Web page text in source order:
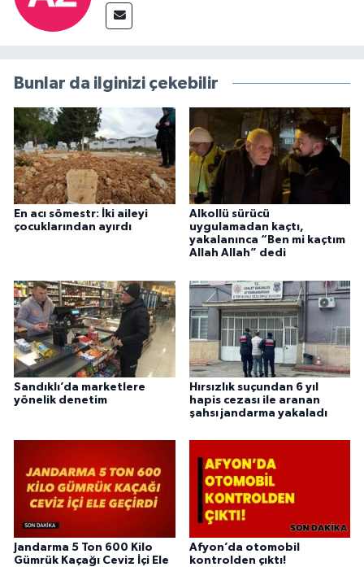
Bunlar da ilginizi çekebilir
En acı sömestr: İki aileyi
çocuklarından ayırdı
Alkollü sürücü
uygulamadan kaçtı,
yakalanınca “Ben mi kaçtım
Allah Allah” dedi
Sandıklı’da marketlere
yönelik denetim
Hırsızlık suçundan 6 yıl
hapis cezası ile aranan
şahsı jandarma yakaladı
Jandarma 5 Ton 600 Kilo
Gümrük Kaçağı Ceviz İçi Ele
Afyon’da otomobil
kontrolden çıktı!